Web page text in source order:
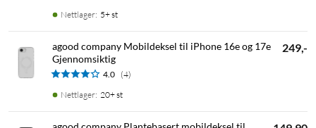
Nettlager: 5+ st
agood company Mobildeksel til iPhone 16e og 17e
Gjennomsiktig
4.0 (4)
249,-
Nettlager: 20+ st